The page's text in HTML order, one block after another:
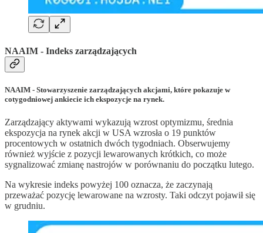
NAAIM - Indeks zarządzających
NAAIM - Stowarzyszenie zarządzających akcjami, które pokazuje w
cotygodniowej ankiecie ich ekspozycje na rynek.
Zarządzający aktywami wykazują wzrost optymizmu, średnia
ekspozycja na rynek akcji w USA wzrosła o 19 punktów
procentowych w ostatnich dwóch tygodniach. Obserwujemy
również wyjście z pozycji lewarowanych krótkich, co może
sygnalizować zmianę nastrojów w porównaniu do początku lutego.
Na wykresie indeks powyżej 100 oznacza, że zaczynają
przeważać pozycję lewarowane na wzrosty. Taki odczyt pojawił się
w grudniu.